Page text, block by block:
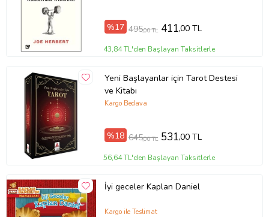
%17 495,00 TL 411,00 TL
43,84 TL'den Başlayan Taksitlerle
Yeni Başlayanlar için Tarot Destesi
ve Kitabı
Kargo Bedava
%18 645,00 TL 531,00 TL
56,64 TL'den Başlayan Taksitlerle
İyi geceler Kaplan Daniel
Kargo ile Teslimat